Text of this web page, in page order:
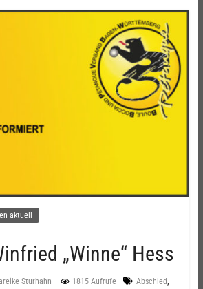
aktuell
„Winne“ Hess
Sturhahn 1815 Aufrufe Abschied,